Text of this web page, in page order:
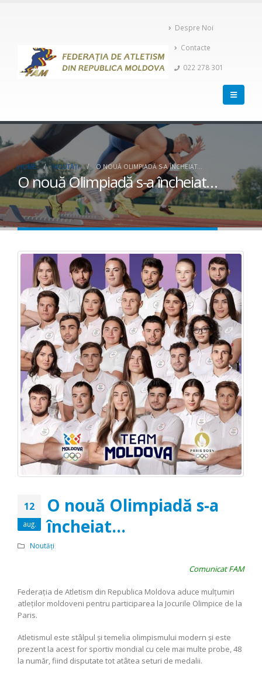
Despre Noi
Contacte
022 278 301
HOME NOUTĂȚI O NOUĂ OLIMPIADĂ S-A ÎNCHEIAT…
O nouă Olimpiadă s-a încheiat…
12
aug.
O nouă Olimpiadă s-a
încheiat…
Noutăți
Comunicat FAM
Federația de Atletism din Republica Moldova aduce mulțumiri
atleților moldoveni pentru participarea la Jocurile Olimpice de la
Paris.
Atletismul este stâlpul și temelia olimpismului modern și este
prezent la acest for sportiv mondial cu cele mai multe probe, 48
la număr, fiind disputate tot atâtea seturi de medalii.